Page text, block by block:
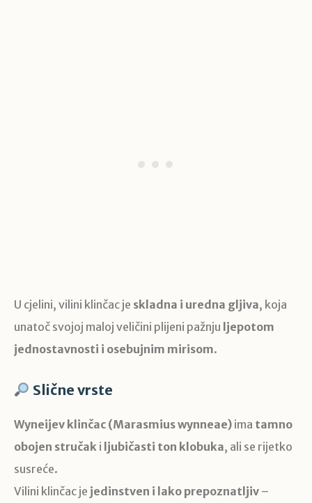
U cjelini, vilini klinčac je skladna i uredna gljiva, koja
unatoč svojoj maloj veličini plijeni pažnju ljepotom
jednostavnosti i osebujnim mirisom.
Slične vrste
Wyneijev klinčac (Marasmius wynneae) ima tamno
obojen stručak i ljubičasti ton klobuka, ali se rijetko
susreće.
Vilini klinčac je jedinstven i lako prepoznatljiv –